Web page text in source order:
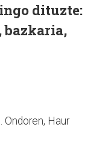
dituzte:
bazkaria,
Haur